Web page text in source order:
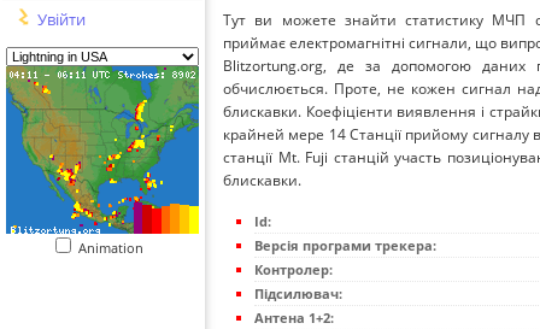
Увійти
Animation
Тут ви можете знайти статистику МЧП
приймає електромагнітні сигнали, що
Blitzortung.org, де за допомогою даних
обчислюється. Проте, не кожен сигнал
блискавки. Коефіцієнти виявлення і
крайней мере 14 Станції прийому сигналу
станції Mt. Fuji станцій участь
блискавки.
Id:
Версія програми трекера:
Контролер:
Підсилювач:
Антена 1+2: